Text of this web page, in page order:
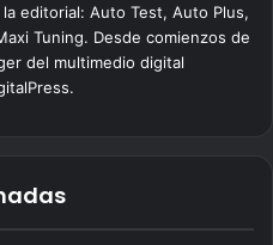
editorial: Auto Test, Auto Plus,
Tuning. Desde comienzos de
del multimedio digital